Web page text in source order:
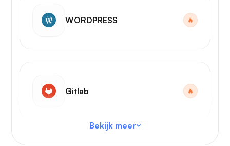
WORDPRESS
Gitlab
Bekijk meer